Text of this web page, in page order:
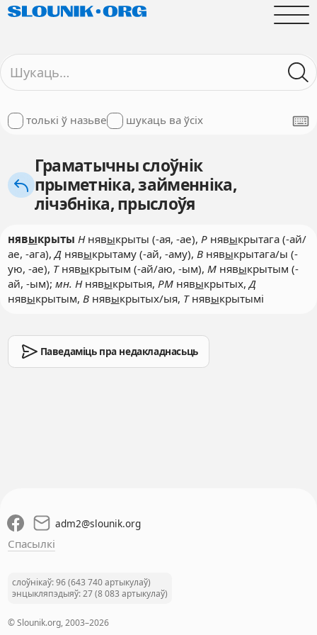
толькі ў назьве шукаць ва ўсіх
Граматычны слоўнік
прыметніка, займенніка,
лічэбніка, прыслоўя
нявыкрыты Ннявыкрыты (-ая, -ае), Рнявыкрытага (-ай/
ае, -ага),Днявыкрытаму (-ай, -аму), Внявыкрытага/ы (-
ую, -ае), Тнявыкрытым (-ай/аю, -ым), Мнявыкрытым (-
ай, -ым); мн. Ннявыкрытыя, РМнявыкрытых,Д
нявыкрытым, Внявыкрытых/ыя, Тнявыкрытымі
Паведаміць пра недакладнасьць
adm2@slounik.org
Спасылкі
слоўнікаў: 96 (643 740 артыкулаў)
энцыкляпэдыяў: 27 (8 083 артыкулаў)
© Slounik.org, 2003–2026